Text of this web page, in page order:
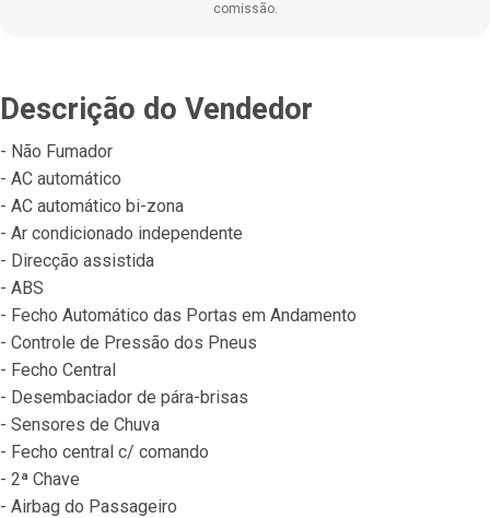
comissão.
Descrição do Vendedor
- Não Fumador
- AC automático
- AC automático bi-zona
- Ar condicionado independente
- Direcção assistida
- ABS
- Fecho Automático das Portas em Andamento
- Controle de Pressão dos Pneus
- Fecho Central
- Desembaciador de pára-brisas
- Sensores de Chuva
- Fecho central c/ comando
- 2ª Chave
- Airbag do Passageiro